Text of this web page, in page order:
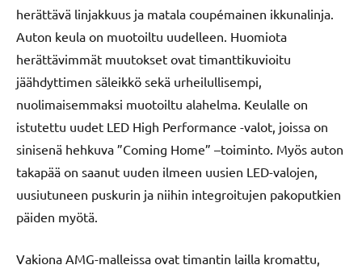
herättävä linjakkuus ja matala coupémainen ikkunalinja.
Auton keula on muotoiltu uudelleen. Huomiota
herättävimmät muutokset ovat timanttikuvioitu
jäähdyttimen säleikkö sekä urheilullisempi,
nuolimaisemmaksi muotoiltu alahelma. Keulalle on
istutettu uudet LED High Performance -valot, joissa on
sinisenä hehkuva ”Coming Home” –toiminto. Myös auton
takapää on saanut uuden ilmeen uusien LED-valojen,
uusiutuneen puskurin ja niihin integroitujen pakoputkien
päiden myötä.
Vakiona AMG-malleissa ovat timantin lailla kromattu,